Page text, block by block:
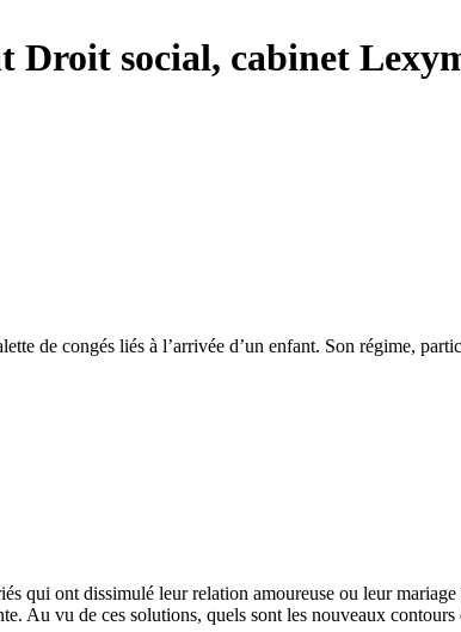
Droit social, cabinet
de congés liés à l’arrivée d’un enfant. Son régime,
qui ont dissimulé leur relation amoureuse ou leur
Au vu de ces solutions, quels sont les nouveaux